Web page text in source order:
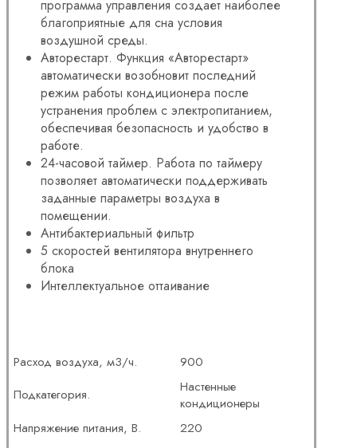
программа управления создает наиболее
благоприятные для сна условия
воздушной среды.
Авторестарт. Функция «Авторестарт»
автоматически возобновит последний
режим работы кондиционера после
устранения проблем с электропитанием,
обеспечивая безопасность и удобство в
работе.
24-часовой таймер. Работа по таймеру
позволяет автоматически поддерживать
заданные параметры воздуха в
помещении.
Антибактериальный фильтр
5 скоростей вентилятора внутреннего
блока
Интеллектуальное оттаивание
Расход воздуха, м3/ч.
900
Подкатегория.
Настенные
кондиционеры
Напряжение питания, В.
220